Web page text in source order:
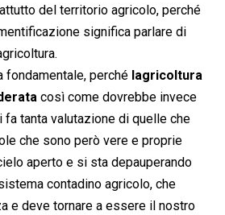
del territorio agricolo, perché
significa parlare di
fondamentale, perché lagricoltura
così come dovrebbe invece
tanta valutazione di quelle che
che sono però vere e proprie
aperto e si sta depauperando
contadino agricolo, che
e deve tornare a essere il nostro